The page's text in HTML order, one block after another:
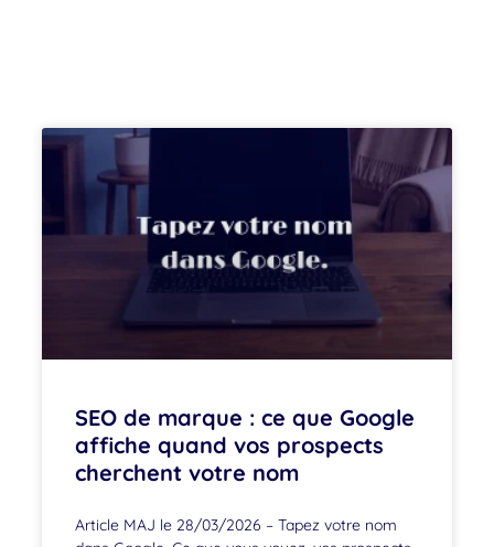
SEO de marque : ce que Google
affiche quand vos prospects
cherchent votre nom
Article MAJ le 28/03/2026 – Tapez votre nom